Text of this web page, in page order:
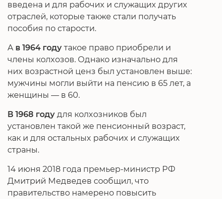
введена и для рабочих и служащих других
отраслей, которые также стали получать
пособия по старости.
А в 1964 году такое право приобрели и
члены колхозов. Однако изначально для
них возрастной ценз был установлен выше:
мужчины могли выйти на пенсию в 65 лет, а
женщины — в 60.
В 1968 году для колхозников был
установлен такой же пенсионный возраст,
как и для остальных рабочих и служащих
страны.
14 июня 2018 года премьер-министр РФ
Дмитрий Медведев сообщил, что
правительство намерено повысить